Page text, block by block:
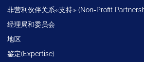
非营利伙伴关系«支持» (Non-Profit
经理局和委员会
地区
鉴定(Expertise)